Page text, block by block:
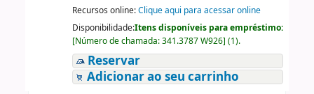
Recursos online:Clique aqui para acessar online
Disponibilidade:Itens disponíveis para empréstimo:
[Número de chamada:341.3787 W926] (1).
Reservar
Adicionar ao seu carrinho